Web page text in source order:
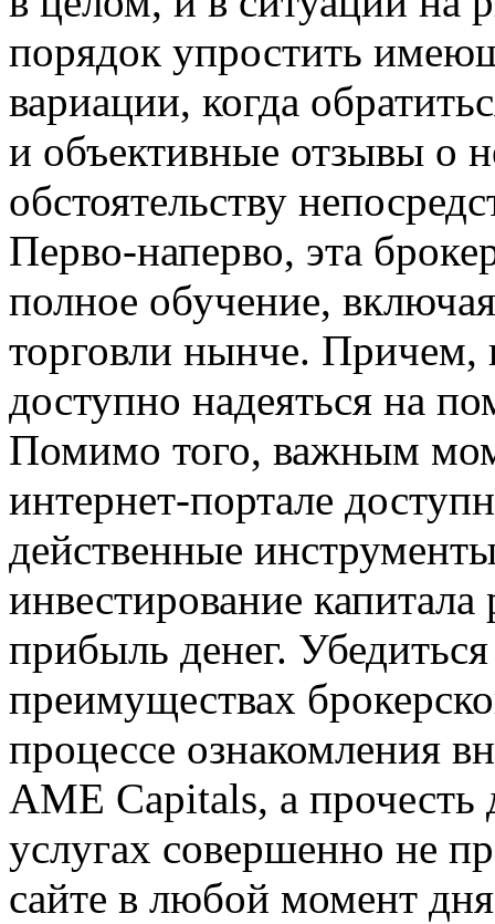
порядок упростить
вариации, когда
и объективные отзывы о
обстоятельству
Перво-наперво, эта
полное обучение,
торговли нынче. Причем,
доступно надеяться на
Помимо того, важным
интернет-портале
действенные
инвестирование
прибыль денег.
преимуществах
процессе ознакомления
AME Capitals, а
услугах совершенно не
сайте в любой момент